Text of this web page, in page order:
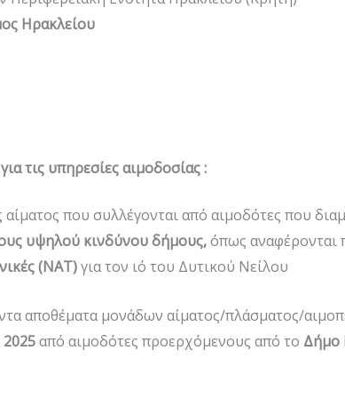
Ηρακλείου
τις υπηρεσίες αιμοδοσίας :
αίματος που συλλέγονται από αιμοδότες που
υψηλού κινδύνου δήμους,όπως αναφέρονται
(ΝΑΤ)για τον ιό του Δυτικού Νείλου
αποθέματα μονάδων αίματος/πλάσματος/
από αιμοδότες προερχόμενους από το Δήμο